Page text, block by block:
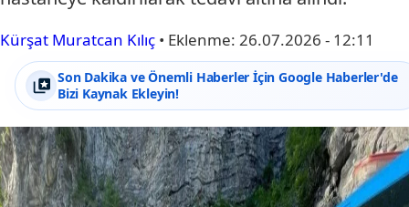
Kürşat Muratcan Kılıç • Eklenme: 26.07.2026 - 12:11
Son Dakika ve Önemli Haberler İçin Google Haberler'de
Bizi Kaynak Ekleyin!